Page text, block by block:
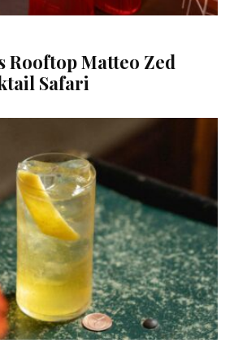
Rooftop Matteo Zed
Safari